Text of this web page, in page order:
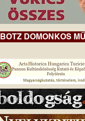
BOTZ DOMONKOS